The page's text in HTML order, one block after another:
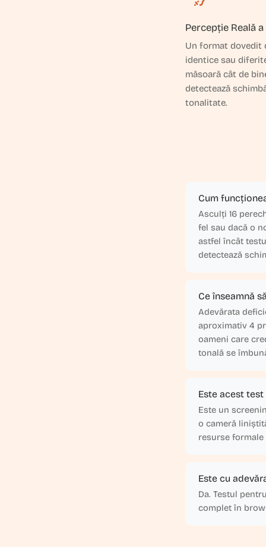
Percepție Reală
Un format dovedit
identice sau
măsoară cât de
detectează
tonalitate.
Cum
Asculți 16
fel sau dacă o
astfel încât
detectează
Ce înseamnă
Adevărata
aproximativ 4
oameni care
tonală se
Este acest test
Este un
o cameră
resurse
Este cu
Da. Testul
complet în